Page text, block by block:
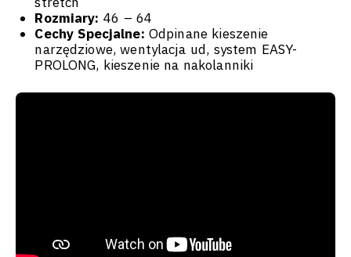
Rozmiary: 46 – 64
Cechy Specjalne: Odpinane kieszenie
narzędziowe, wentylacja ud, system EASY-
PROLONG, kieszenie na nakolanniki